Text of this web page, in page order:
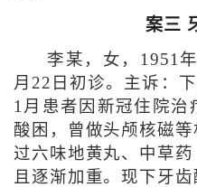
案三
李某，女，1951
月22日初诊。主诉：
1月患者因新冠住院治
酸困，曾做头颅核磁
过六味地黄丸、中草
且逐渐加重。现下牙